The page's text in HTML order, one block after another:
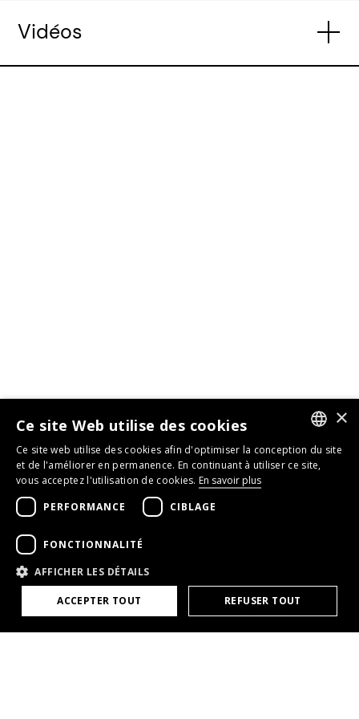
Vidéos
GERMAN
×
Ce site Web utilise des cookies
Ce site web utilise des cookies afin d'optimiser la conception du site
et de l'améliorer en permanence. En continuant à utiliser ce site,
vous acceptez l'utilisation de cookies. En savoir plus
PERFORMANCE
CIBLAGE
FONCTIONNALITÉ
AFFICHER LES DÉTAILS
ACCEPTER TOUT REFUSER TOUT